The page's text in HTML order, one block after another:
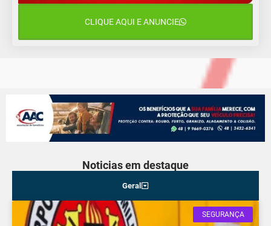
CLIQUE AQUI E ANUNCIE
Noticias em destaque
Geral
SEGURANÇA